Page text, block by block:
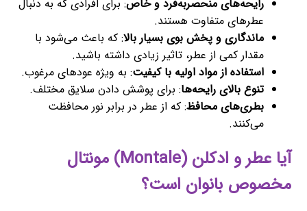
رایحه‌های منحصربه‌فرد و خاص: برای افرادی که به دنبال
عطرهای متفاوت هستند.
ماندگاری و پخش بوی بسیار بالا: که باعث می‌شود با
مقدار کمی از عطر، تاثیر زیادی داشته باشید.
استفاده از مواد اولیه با کیفیت: به ویژه عودهای مرغوب.
تنوع بالای رایحه‌ها: برای پوشش دادن سلایق مختلف.
بطری‌های محافظ: که از عطر در برابر نور محافظت
می‌کنند.
آیا عطر و ادکلن (Montale) مونتال
مخصوص بانوان است؟